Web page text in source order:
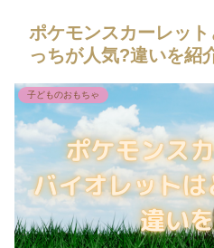
ポケモンスカーレッ
っちが人気?違いを紹
子どものおもちゃ